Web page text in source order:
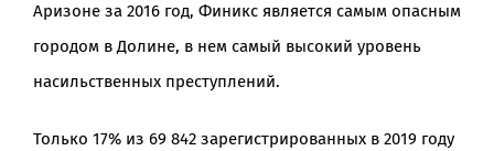
Аризоне за 2016 год, Финикс является самым опасным
городом в Долине, в нем самый высокий уровень
насильственных преступлений.
Только 17% из 69 842 зарегистрированных в 2019 году